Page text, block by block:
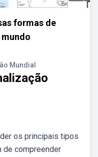
formas de
Mundial
os principais tipos
de compreender